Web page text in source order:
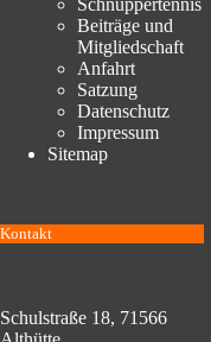
Schnuppertennis
Beiträge und
Mitgliedschaft
Anfahrt
Satzung
Datenschutz
Impressum
Sitemap
Kontakt
Schulstraße 18, 71566